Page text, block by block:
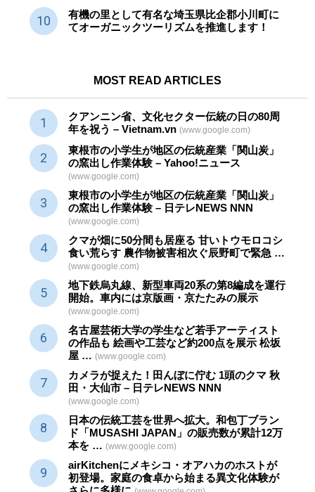
有機の里として有名な埼玉県比企郡小川町に
てオーガニックツーリズムを推進します！
MOST READ ARTICLES
クアンニン省、文化セクター伝統の日の80周
年を祝う – Vietnam.vn (www.google.com)
東根市の小学生が地区の伝統産業 「関山炭」
の窯出し作業体験 – Yahoo!ニュース
(www.google.com)
東根市の小学生が地区の伝統産業 「関山炭」
の窯出し作業体験 – 日テレNEWS NNN
(www.google.com)
クマが畑に50分間も居座る 甘いトウモロコシ
食い荒らす 農作物被害相次ぐ辰野町で緊急 …
(www.google.com)
地下鉄烏丸線、新型車両20系の第8編成を運行
開始。車内には京版画・京たたみの展示
(www.google.com)
名古屋芸術大学の学生など若手アーティスト
の作品も 絵画や工芸など約200点を展示 松坂
屋 … (www.google.com)
カメラが捉えた！田んぼに佇む 1頭のクマ 秋
田・大仙市 – 日テレNEWS NNN
(www.google.com)
日本の伝統工芸を世界へ拡大。和包丁ブラン
ド「MUSASHI JAPAN」の販売数が累計12万
本を … (www.google.com)
airKitchenにメキシコ・オアハカのホストが
初登場。家庭の食卓から始まる異文化体験が